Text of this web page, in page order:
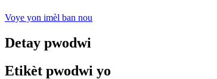
Voye yon imèl ban nou
Detay pwodwi
Etikèt pwodwi yo